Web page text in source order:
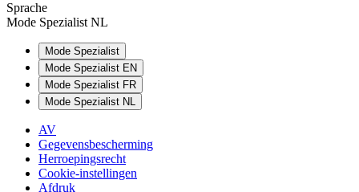
Sprache
Mode Spezialist NL
Mode Spezialist
Mode Spezialist EN
Mode Spezialist FR
Mode Spezialist NL
AV
Gegevensbescherming
Herroepingsrecht
Cookie-instellingen
Afdruk